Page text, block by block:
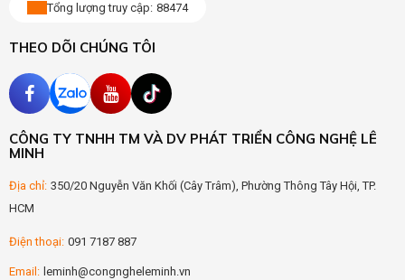
Tổng lượng truy cập: 88474
THEO DÕI CHÚNG TÔI
CÔNG TY TNHH TM VÀ DV PHÁT TRIỂN CÔNG NGHỆ LÊ
MINH
Địa chỉ: 350/20 Nguyễn Văn Khối (Cây Trâm), Phường Thông Tây Hội, TP.
HCM
Điện thoại: 091 7187 887
Email: leminh@congngheleminh.vn